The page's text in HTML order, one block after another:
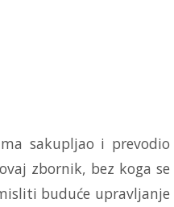
sakupljao i prevodio
zbornik, bez koga se
buduće upravljanje